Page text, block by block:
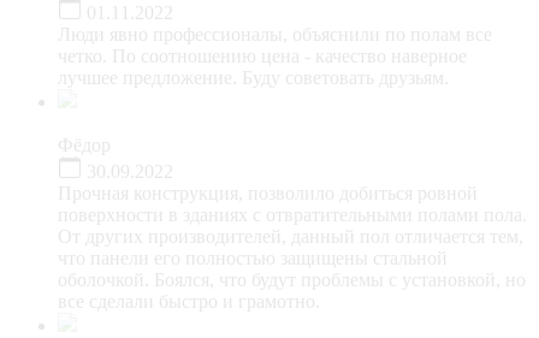
01.11.2022
Люди явно профессионалы, объяснили по полам все
четко. По соотношению цена - качество наверное
лучшее предложение. Буду советовать друзьям.
Фёдор
30.09.2022
Прочная конструкция, позволило добиться ровной
поверхности в зданиях с отвратительными полами пола.
От других производителей, данный пол отличается тем,
что панели его полностью защищены стальной
оболочкой. Боялся, что будут проблемы с установкой, но
все сделали быстро и грамотно.